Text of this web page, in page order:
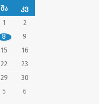
შა
კვ
1
2
8
9
15
16
22
23
29
30
5 6